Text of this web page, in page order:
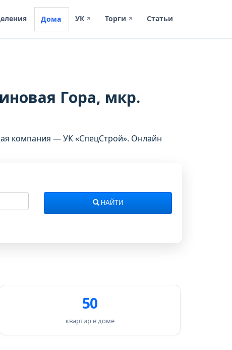
Дома УК ↗ Торги ↗ Статьи
Гора, мкр.
компания — УК «СпецСтрой». Онлайн
НАЙТИ
50
квартир в доме